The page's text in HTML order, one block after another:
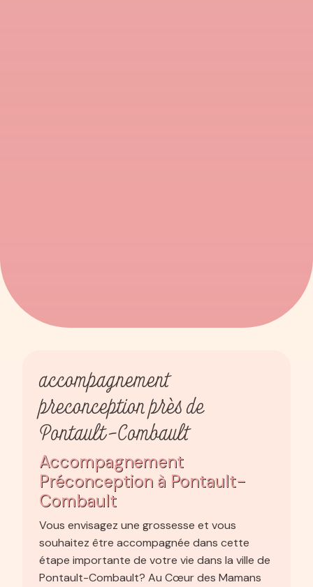
accompagnement
preconception près de
Pontault-Combault
Accompagnement
Préconception à Pontault-
Combault
Vous envisagez une grossesse et vous
souhaitez être accompagnée dans cette
étape importante de votre vie dans la ville de
Pontault-Combault? Au Cœur des Mamans